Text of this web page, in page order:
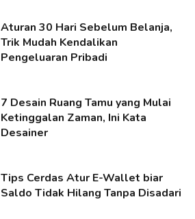
Aturan 30 Hari Sebelum Belanja,
Trik Mudah Kendalikan
Pengeluaran Pribadi
7 Desain Ruang Tamu yang Mulai
Ketinggalan Zaman, Ini Kata
Desainer
Tips Cerdas Atur E-Wallet biar
Saldo Tidak Hilang Tanpa Disadari